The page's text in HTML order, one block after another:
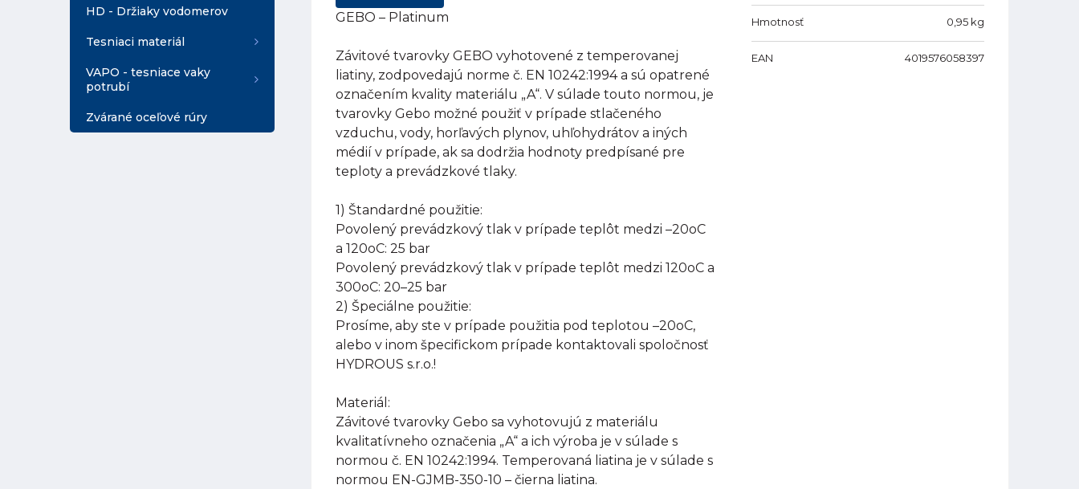
HD - Držiaky vodomerov
Tesniaci materiál
VAPO - tesniace vaky
potrubí
Zvárané oceľové rúry
GEBO – Platinum
Závitové tvarovky GEBO vyhotovené z temperovanej
liatiny, zodpovedajú norme č. EN 10242:1994 a sú opatrené
označením kvality materiálu „A“. V súlade touto normou, je
tvarovky Gebo možné použiť v prípade stlačeného
vzduchu, vody, horľavých plynov, uhľohydrátov a iných
médií v prípade, ak sa dodržia hodnoty predpísané pre
teploty a prevádzkové tlaky.
1) Štandardné použitie:
Povolený prevádzkový tlak v prípade teplôt medzi –20oC
a 120oC: 25 bar
Povolený prevádzkový tlak v prípade teplôt medzi 120oC a
300oC: 20–25 bar
2) Špeciálne použitie:
Prosíme, aby ste v prípade použitia pod teplotou –20oC,
alebo v inom špecifickom prípade kontaktovali spoločnosť
HYDROUS s.r.o.!
Materiál:
Závitové tvarovky Gebo sa vyhotovujú z materiálu
kvalitatívneho označenia „A“ a ich výroba je v súlade s
normou č. EN 10242:1994. Temperovaná liatina je v súlade s
normou EN-GJMB-350-10 – čierna liatina.
Hmotnosť 0,95 kg
EAN 4019576058397